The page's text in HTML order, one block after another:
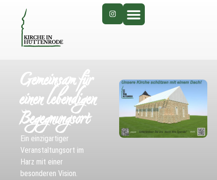
Gemeinsam für
einen lebendigen
Begegnungsort
Ein einzigartiger
Veranstaltungsort im
Harz mit einer
besonderen Vision.